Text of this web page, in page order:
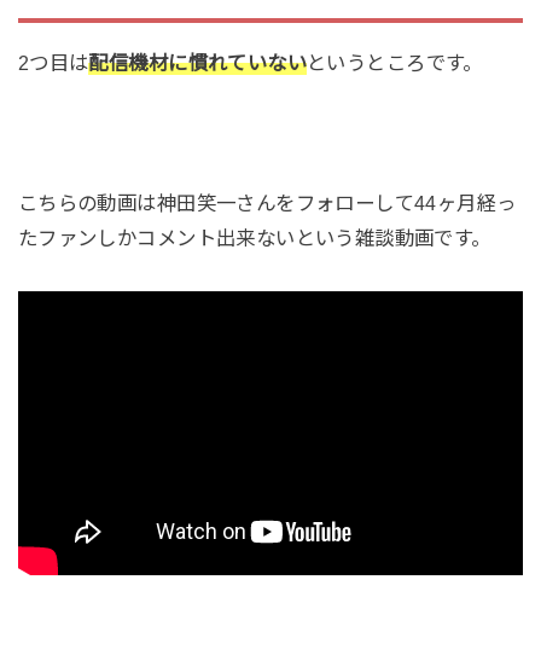
2つ目は配信機材に慣れていないというところです。
こちらの動画は神田笑一さんをフォローして44ヶ月経っ
たファンしかコメント出来ないという雑談動画です。